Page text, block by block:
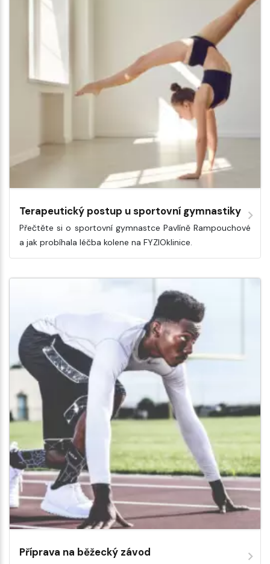
Terapeutický postup u sportovní gymnastiky
Přečtěte si o sportovní gymnastce Pavlíně Rampouchové
a jak probíhala léčba kolene na FYZIOklinice.
Příprava na běžecký závod